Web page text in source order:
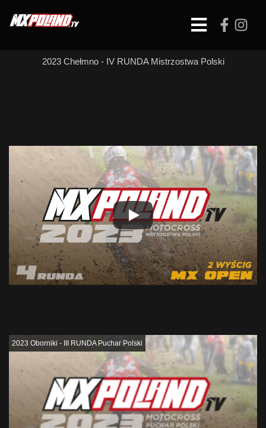
Open
2023 Chełmno - IV RUNDA Mistrzostwa Polski
2023 Oborniki - III RUNDA Puchar Polski